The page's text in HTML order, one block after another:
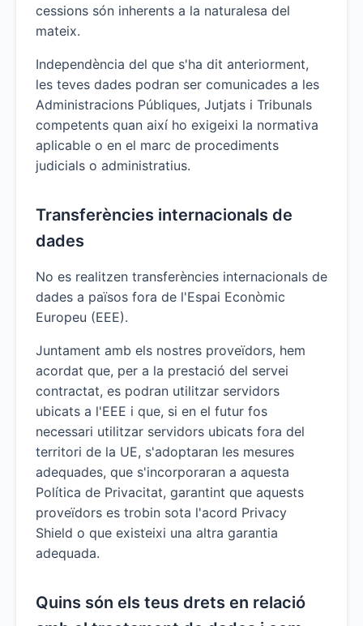
cessions són inherents a la naturalesa del
mateix.
Independència del que s'ha dit anteriorment,
les teves dades podran ser comunicades a les
Administracions Públiques, Jutjats i Tribunals
competents quan així ho exigeixi la normativa
aplicable o en el marc de procediments
judicials o administratius.
Transferències internacionals de
dades
No es realitzen transferències internacionals de
dades a països fora de l'Espai Econòmic
Europeu (EEE).
Juntament amb els nostres proveïdors, hem
acordat que, per a la prestació del servei
contractat, es podran utilitzar servidors
ubicats a l'EEE i que, si en el futur fos
necessari utilitzar servidors ubicats fora del
territori de la UE, s'adoptaran les mesures
adequades, que s'incorporaran a aquesta
Política de Privacitat, garantint que aquests
proveïdors es trobin sota l'acord Privacy
Shield o que existeixi una altra garantia
adequada.
Quins són els teus drets en relació